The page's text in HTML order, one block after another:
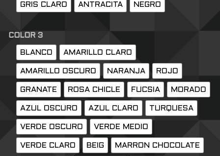
GRIS CLARO ANTRACITA NEGRO
COLOR 3
BLANCO AMARILLO CLARO
AMARILLO OSCURO NARANJA ROJO
GRANATE ROSA CHICLE FUCSIA MORADO
AZUL OSCURO AZUL CLARO TURQUESA
VERDE OSCURO VERDE MEDIO
VERDE CLARO BEIG MARRON CHOCOLATE